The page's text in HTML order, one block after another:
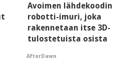
Avoimen lähdekoodin
robotti-imuri, joka
rakennetaan itse 3D-
tulostetuista osista
AfterDawn